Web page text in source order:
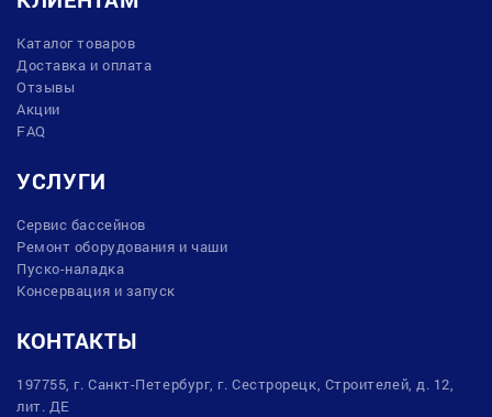
Каталог товаров
Доставка и оплата
Отзывы
Акции
FAQ
УСЛУГИ
Сервис бассейнов
Ремонт оборудования и чаши
Пуско-наладка
Консервация и запуск
КОНТАКТЫ
197755, г. Санкт-Петербург, г. Сестрорецк, Строителей, д. 12,
лит. ДЕ